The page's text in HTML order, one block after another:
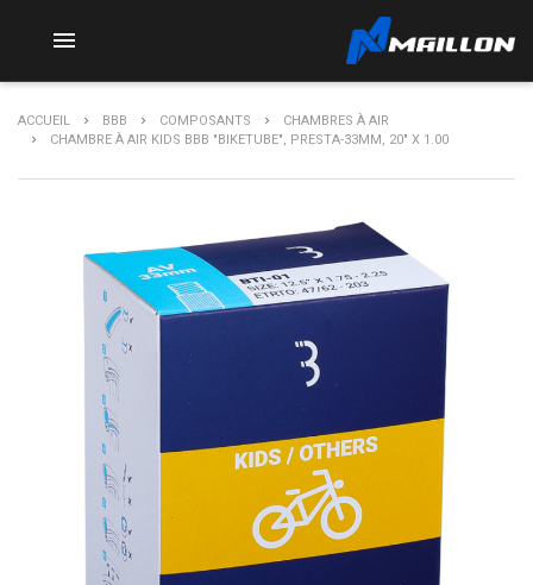

ACCUEIL BBB COMPOSANTS
CHAMBRES À AIR
CHAMBRE À AIR KIDS BBB "BIKETUBE", PRESTA-33MM, 20" X 1.00